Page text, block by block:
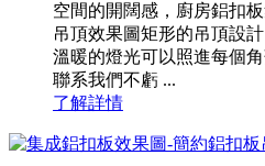
空間的開闊感，廚房鋁扣
吊頂效果圖矩形的吊頂設
溫暖的燈光可以照進每個
聯系我們不虧 ...
了解詳情